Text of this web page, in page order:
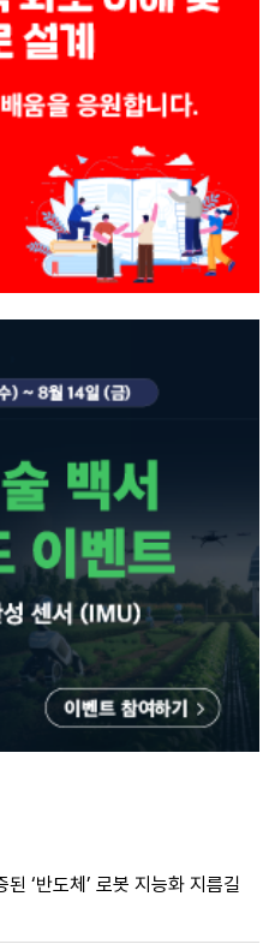
‘반도체’ 로봇 지능화 지름길